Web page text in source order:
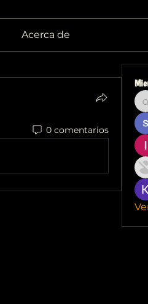
Acerca de
0 comentarios